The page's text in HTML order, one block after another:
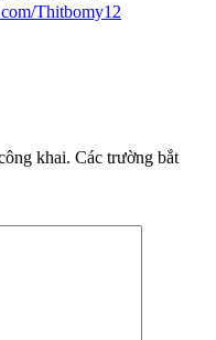
Thitbomy12
khai. Các trường bắt